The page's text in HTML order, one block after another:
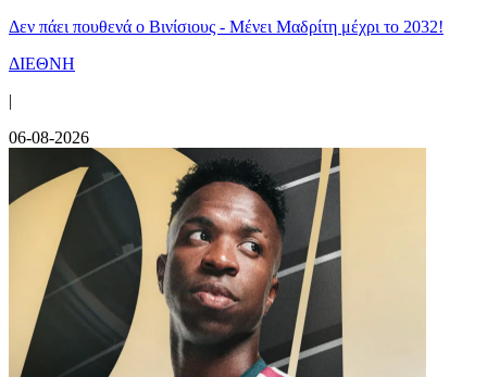
Δεν πάει πουθενά ο Βινίσιους - Μένει Μαδρίτη μέχρι το 2032!
ΔΙΕΘΝΗ
|
06-08-2026